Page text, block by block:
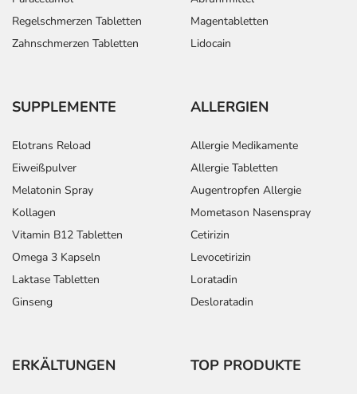
Regelschmerzen Tabletten
Zahnschmerzen Tabletten
Magentabletten
Lidocain
SUPPLEMENTE
Elotrans Reload
Eiweißpulver
Melatonin Spray
Kollagen
Vitamin B12 Tabletten
Omega 3 Kapseln
Laktase Tabletten
Ginseng
ALLERGIEN
Allergie Medikamente
Allergie Tabletten
Augentropfen Allergie
Mometason Nasenspray
Cetirizin
Levocetirizin
Loratadin
Desloratadin
ERKÄLTUNGEN TOP PRODUKTE